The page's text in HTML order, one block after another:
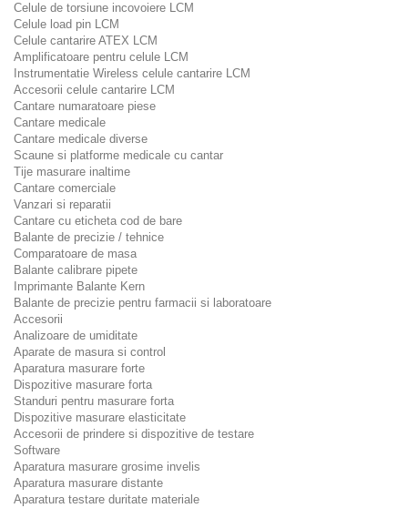
Celule de torsiune incovoiere LCM
Celule load pin LCM
Celule cantarire ATEX LCM
Amplificatoare pentru celule LCM
Instrumentatie Wireless celule cantarire LCM
Accesorii celule cantarire LCM
Cantare numaratoare piese
Cantare medicale
Cantare medicale diverse
Scaune si platforme medicale cu cantar
Tije masurare inaltime
Cantare comerciale
Vanzari si reparatii
Cantare cu eticheta cod de bare
Balante de precizie / tehnice
Comparatoare de masa
Balante calibrare pipete
Imprimante Balante Kern
Balante de precizie pentru farmacii si laboratoare
Accesorii
Analizoare de umiditate
Aparate de masura si control
Aparatura masurare forte
Dispozitive masurare forta
Standuri pentru masurare forta
Dispozitive masurare elasticitate
Accesorii de prindere si dispozitive de testare
Software
Aparatura masurare grosime invelis
Aparatura masurare distante
Aparatura testare duritate materiale